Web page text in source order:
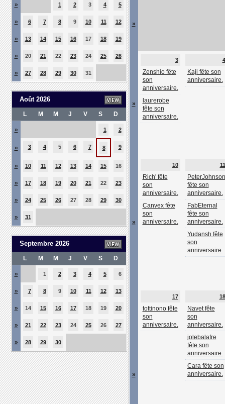
» 1 2 3 4 5
» 6 7 8 9 10 11 12
» 13 14 15 16 17 18 19
» 20 21 22 23 24 25 26
» 27 28 29 30 31
Août 2026
L M M J V S D
» 1 2
» 3 4 5 6 7 8 9
» 10 11 12 13 14 15 16
» 17 18 19 20 21 22 23
» 24 25 26 27 28 29 30
» 31
Septembre 2026
L M M J V S D
» 1 2 3 4 5 6
» 7 8 9 10 11 12 13
» 14 15 16 17 18 19 20
» 21 22 23 24 25 26 27
» 28 29 30
»
»
3
Zenshio fête
son
anniversaire.
laurerobe
fête son
anniversaire.
4
Kaji fête son
anniversaire.
»
10
Rich' fête
son
anniversaire.
Canvex fête
son
anniversaire.
11
PeterJohnson
fête son
anniversaire.
FabEternal
fête son
anniversaire.
Yudansh fête
son
anniversaire.
»
17
tottinono fête
son
anniversaire.
18
Navet fête
son
anniversaire.
jolebalafre
fête son
anniversaire.
Cara fête son
anniversaire.